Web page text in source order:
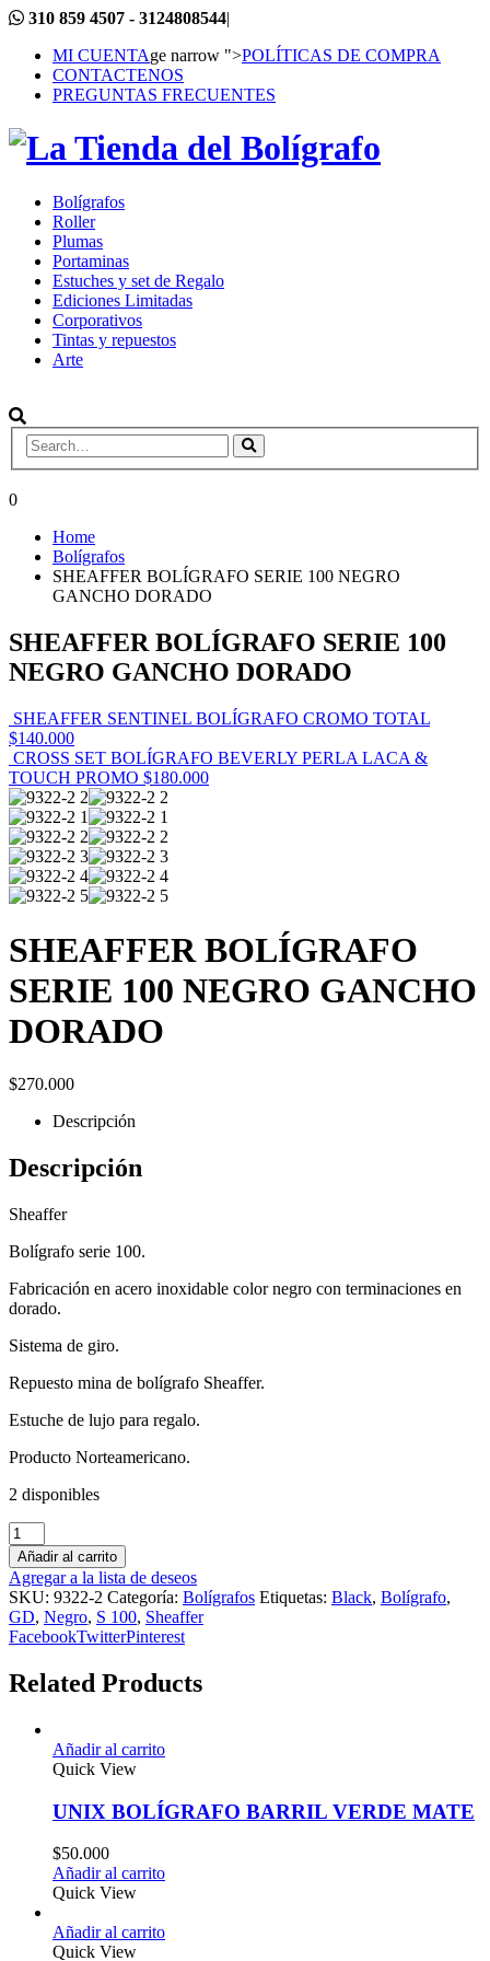
310 859 4507 - 3124808544|
MI CUENTAge narrow ">POLÍTICAS DE COMPRA
CONTACTENOS
PREGUNTAS FRECUENTES
Bolígrafos
Roller
Plumas
Portaminas
Estuches y set de Regalo
Ediciones Limitadas
Corporativos
Tintas y repuestos
Arte
0
Home
Bolígrafos
SHEAFFER BOLÍGRAFO SERIE 100 NEGRO
GANCHO DORADO
SHEAFFER BOLÍGRAFO SERIE 100
NEGRO GANCHO DORADO
SHEAFFER SENTINEL BOLÍGRAFO CROMO TOTAL
$140.000
CROSS SET BOLÍGRAFO BEVERLY PERLA LACA &
TOUCH PROMO $180.000
SHEAFFER BOLÍGRAFO
SERIE 100 NEGRO GANCHO
DORADO
$270.000
Descripción
Descripción
Sheaffer
Bolígrafo serie 100.
Fabricación en acero inoxidable color negro con terminaciones en
dorado.
Sistema de giro.
Repuesto mina de bolígrafo Sheaffer.
Estuche de lujo para regalo.
Producto Norteamericano.
2 disponibles
Añadir al carrito
Agregar a la lista de deseos
SKU: 9322-2 Categoría: Bolígrafos Etiquetas: Black, Bolígrafo,
GD, Negro, S 100, Sheaffer
FacebookTwitterPinterest
Related Products
Añadir al carrito
Quick View
UNIX BOLÍGRAFO BARRIL VERDE MATE
$50.000
Añadir al carrito
Quick View
Añadir al carrito
Quick View